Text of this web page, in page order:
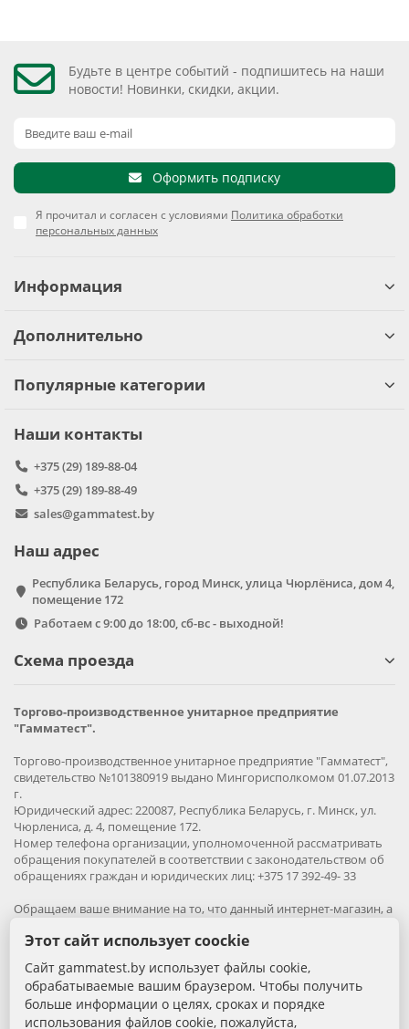
Будьте в центре событий - подпишитесь на наши
новости! Новинки, скидки, акции.
Оформить подписку
Я прочитал и согласен с условиями Политика обработки
персональных данных
Информация
Дополнительно
Популярные категории
Наши контакты
+375 (29) 189-88-04
+375 (29) 189-88-49
sales@gammatest.by
Наш адрес
Республика Беларусь, город Минск, улица Чюрлёниса, дом 4,
помещение 172
Работаем с 9:00 до 18:00, сб-вс - выходной!
Схема проезда
Торгово-производственное унитарное предприятие
"Гамматест".
Торгово-производственное унитарное предприятие "Гамматест",
свидетельство №101380919 выдано Мингорисполкомом 01.07.2013
г.
Юридический адрес: 220087, Республика Беларусь, г. Минск, ул.
Чюрлениса, д. 4, помещение 172.
Номер телефона организации, уполномоченной рассматривать
обращения покупателей в соответствии с законодательством об
обращениях граждан и юридических лиц: +375 17 392-49- 33
Обращаем ваше внимание на то, что данный интернет-магазин, а
нём, носит исключительно информационный характер и ни при
Вся информация на сайте – собственность интернет-магазина
gammatest.by. Все права защищены.
Публикация информации с сайта без разрешения
Этот сайт использует coockie
Сайт gammatest.by использует файлы cookie,
обрабатываемые вашим браузером. Чтобы получить
больше информации о целях, сроках и порядке
использования файлов cookie, пожалуйста,